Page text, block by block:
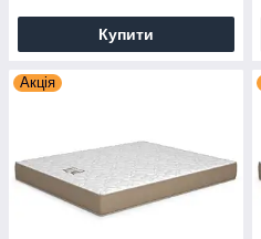
Купити
Акція